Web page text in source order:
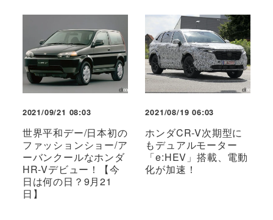
2021/09/21 08:03
世界平和デー/日本初の
ファッションショー/ア
ーバンクールなホンダ
HR-Vデビュー！【今
日は何の日？9月21
日】
2021/08/19 06:03
ホンダCR-V次期型に
もデュアルモーター
「e:HEV」搭載、電動
化が加速！